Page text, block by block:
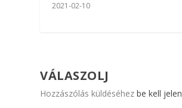
2021-02-10
VÁLASZOLJ
Hozzászólás küldéséhezbe kell